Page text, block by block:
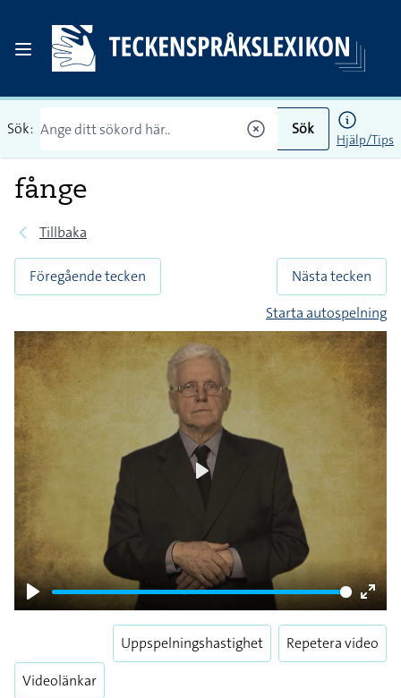
Sök: Sök
Hjälp/Tips
fånge
Tillbaka
Föregående tecken
Nästa tecken
Starta autospelning
Play
Enter
Videolänkar
Uppspelningshastighet Repetera video